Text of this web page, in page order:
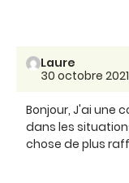
Laure
30 octobre
Bonjour, J'ai une
dans les
chose de plus